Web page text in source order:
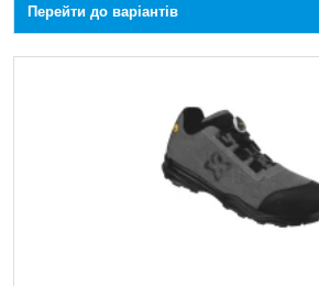
Перейти до варіантів